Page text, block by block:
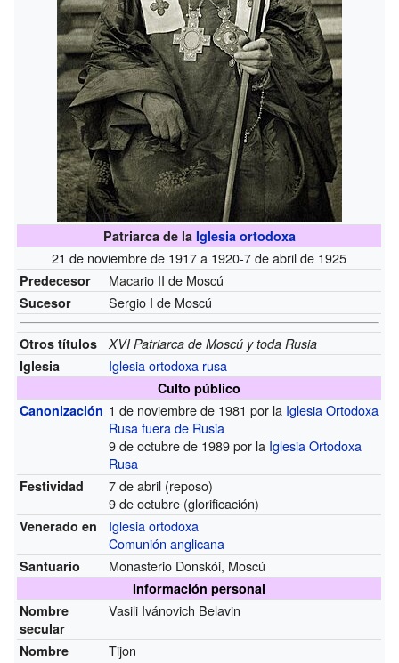
Patriarca de la Iglesia ortodoxa
21 de noviembre de 1917 a 1920-7 de abril de 1925
Predecesor Macario II de Moscú
Sucesor Sergio I de Moscú
Otros títulos
XVI Patriarca de Moscú y toda Rusia
Iglesia
Iglesia ortodoxa rusa
Culto público
Canonización 1 de noviembre de 1981 por la Iglesia Ortodoxa
Rusa fuera de Rusia
9 de octubre de 1989 por la Iglesia Ortodoxa
Rusa
Festividad
7 de abril (reposo)
9 de octubre (glorificación)
Venerado en
Iglesia ortodoxa
Comunión anglicana
Santuario Monasterio Donskói, Moscú
Información personal
Nombre
secular
Vasili Ivánovich Belavin
Nombre
Tijon